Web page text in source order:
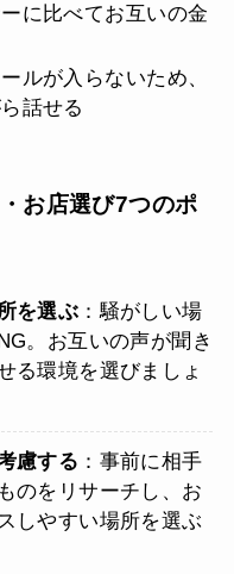
ーに比べてお互いの金
ルが入らないため、
話せる
お店選び7つのポ
を選ぶ ：騒がしい場
。お互いの声が聞き
る環境を選びましょ
慮する ：事前に相手
のをリサーチし、お
しやすい場所を選ぶ